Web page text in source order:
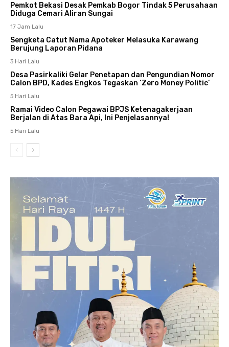
Pemkot Bekasi Desak Pemkab Bogor Tindak 5 Perusahaan
Diduga Cemari Aliran Sungai
17 Jam Lalu
Sengketa Catut Nama Apoteker Melasuka Karawang
Berujung Laporan Pidana
3 Hari Lalu
Desa Pasirkaliki Gelar Penetapan dan Pengundian Nomor
Calon BPD, Kades Engkos Tegaskan ‘Zero Money Politic’
5 Hari Lalu
Ramai Video Calon Pegawai BPJS Ketenagakerjaan
Berjalan di Atas Bara Api, Ini Penjelasannya!
5 Hari Lalu